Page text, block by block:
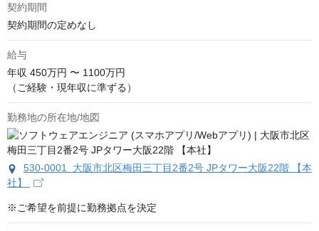
契約期間
契約期間の定めなし
給与
年収 450万円 〜 1100万円
（ご経験・現年収に準ずる）
勤務地の所在地/地図
530-0001 大阪市北区梅田三丁目2番2号 JPタワー大阪22階 【本
社】
※ご希望を前提に勤務拠点を決定